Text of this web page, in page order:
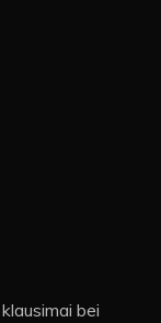
bei